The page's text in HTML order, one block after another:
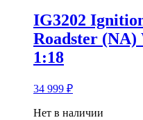
IG3202
Roadster
1:18
34 999 ₽
Нет в наличии